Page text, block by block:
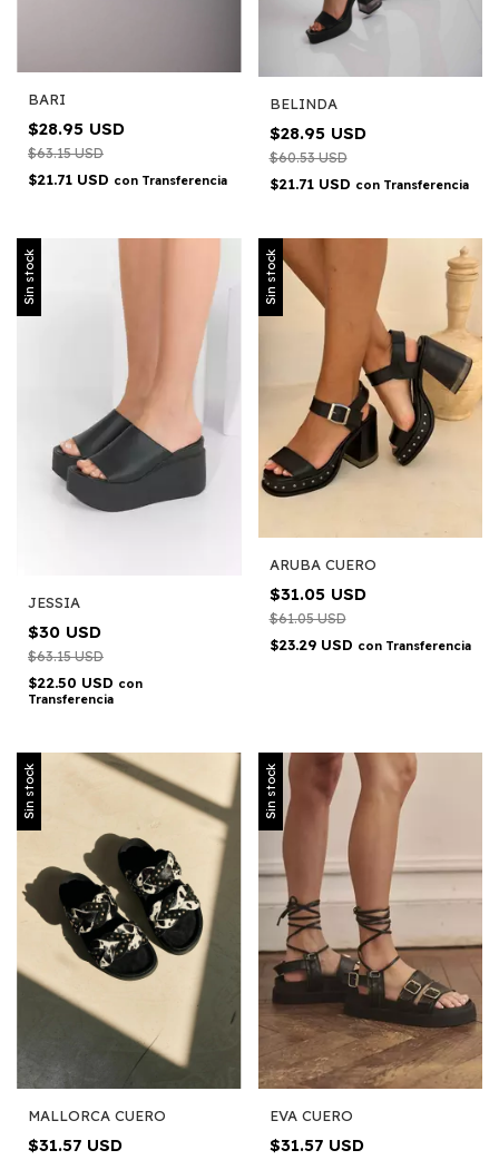
BARI
$28.95 USD
$63.15 USD
$21.71 USD con Transferencia
BELINDA
$28.95 USD
$60.53 USD
$21.71 USD con Transferencia
Sin stock
JESSIA
$30 USD
$63.15 USD
$22.50 USD con
Transferencia
Sin stock
ARUBA CUERO
$31.05 USD
$61.05 USD
$23.29 USD con Transferencia
Sin stock
MALLORCA CUERO
$31.57 USD
Sin stock
EVA CUERO
$31.57 USD